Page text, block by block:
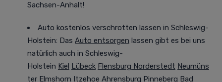
Sachsen-Anhalt!
Auto kostenlos verschrotten lassen in Schleswig-
Holstein: Das Auto entsorgen lassen gibt es bei uns
natürlich auch in Schleswig-
Holstein Kiel Lübeck Flensburg Norderstedt Neumüns
ter Elmshorn Itzehoe Ahrensburg Pinneberg Bad